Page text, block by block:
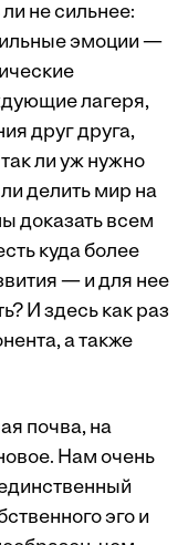
не сильнее:
эмоции —
лагеря,
друг друга,
ли уж нужно
делить мир на
доказать всем
куда более
— и для нее
И здесь как раз
а также
почва, на
Нам очень
эго и